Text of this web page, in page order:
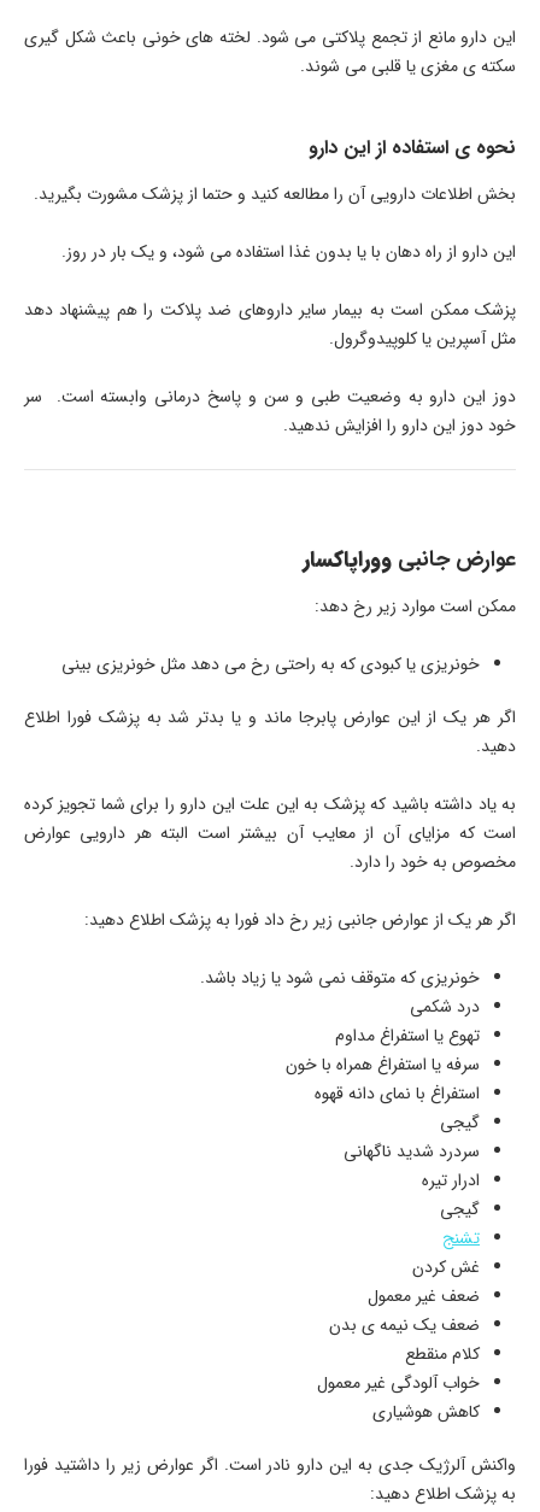
این دارو مانع از تجمع پلاکتی می شود. لخته های خونی باعث شکل گیری
سکته ی مغزی یا قلبی می شوند.
نحوه ی استفاده از این دارو
بخش اطلاعات دارویی آن را مطالعه کنید و حتما از پزشک مشورت بگیرید.
این دارو از راه دهان با یا بدون غذا استفاده می شود، و یک بار در روز.
پزشک ممکن است به بیمار سایر داروهای ضد پلاکت را هم پیشنهاد دهد
مثل آسپرین یا کلوپیدوگرول.
دوز این دارو به وضعیت طبی و سن و پاسخ درمانی وابسته است. سر
خود دوز این دارو را افزایش ندهید.
عوارض جانبی ووراپاکسار
ممکن است موارد زیر رخ دهد:
خونریزی یا کبودی که به راحتی رخ می دهد مثل خونریزی بینی
اگر هر یک از این عوارض پابرجا ماند و یا بدتر شد به پزشک فورا اطلاع
دهید.
به یاد داشته باشید که پزشک به این علت این دارو را برای شما تجویز کرده
است که مزایای آن از معایب آن بیشتر است البته هر دارویی عوارض
مخصوص به خود را دارد.
اگر هر یک از عوارض جانبی زیر رخ داد فورا به پزشک اطلاع دهید:
خونریزی که متوقف نمی شود یا زیاد باشد.
درد شکمی
تهوع یا استفراغ مداوم
سرفه یا استفراغ همراه با خون
استفراغ با نمای دانه قهوه
گیجی
سردرد شدید ناگهانی
ادرار تیره
گیجی
تشنج
غش کردن
ضعف غیر معمول
ضعف یک نیمه ی بدن
کلام منقطع
خواب آلودگی غیر معمول
کاهش هوشیاری
واکنش آلرژیک جدی به این دارو نادر است. اگر عوارض زیر را داشتید فورا
به پزشک اطلاع دهید: